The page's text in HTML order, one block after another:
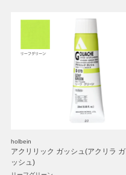
holbein
アクリリック ガッシュ(アクリラ ガ
ッシュ)